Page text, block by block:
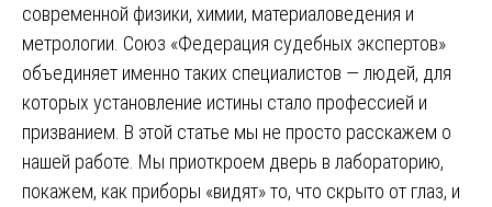
современной физики, химии, материаловедения и
метрологии. Союз «Федерация судебных экспертов»
объединяет именно таких специалистов — людей, для
которых установление истины стало профессией и
призванием. В этой статье мы не просто расскажем о
нашей работе. Мы приоткроем дверь в лабораторию,
покажем, как приборы «видят» то, что скрыто от глаз, и